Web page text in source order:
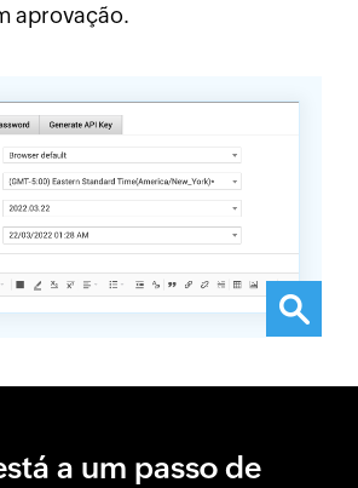
aprovação.
a um passo de